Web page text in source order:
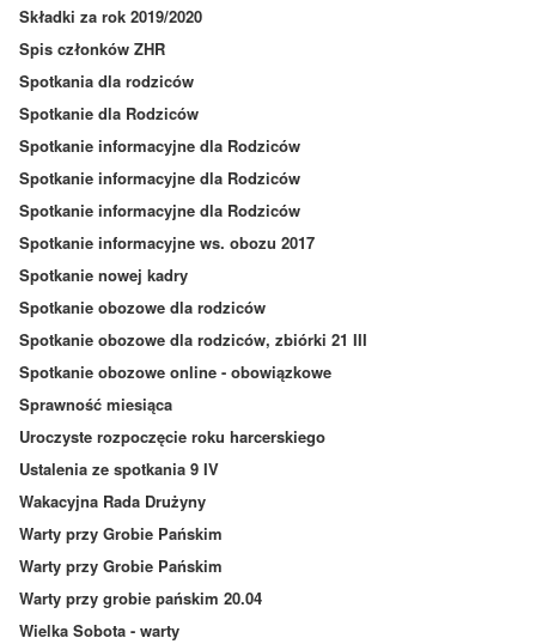
Składki za rok 2019/2020
Spis członków ZHR
Spotkania dla rodziców
Spotkanie dla Rodziców
Spotkanie informacyjne dla Rodziców
Spotkanie informacyjne dla Rodziców
Spotkanie informacyjne dla Rodziców
Spotkanie informacyjne ws. obozu 2017
Spotkanie nowej kadry
Spotkanie obozowe dla rodziców
Spotkanie obozowe dla rodziców, zbiórki 21 III
Spotkanie obozowe online - obowiązkowe
Sprawność miesiąca
Uroczyste rozpoczęcie roku harcerskiego
Ustalenia ze spotkania 9 IV
Wakacyjna Rada Drużyny
Warty przy Grobie Pańskim
Warty przy Grobie Pańskim
Warty przy grobie pańskim 20.04
Wielka Sobota - warty